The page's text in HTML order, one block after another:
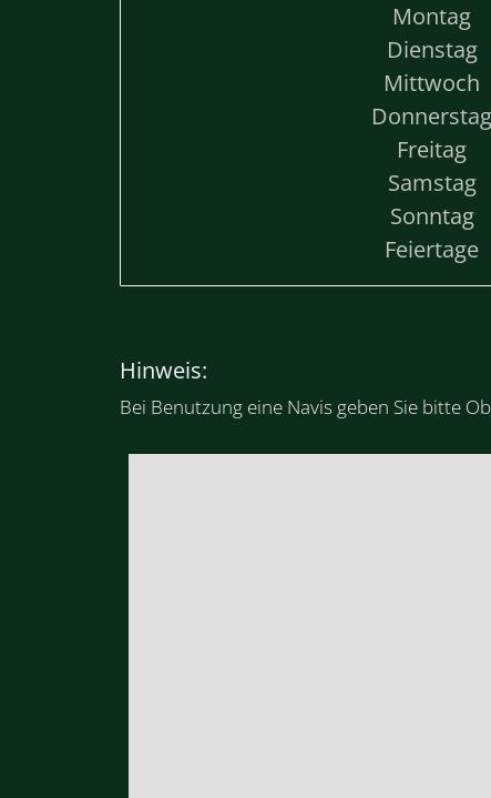
Montag
Dienstag
Mittwoch
Donnerstag
Freitag
Samstag
Sonntag
Feiertage
Hinweis:
Bei Benutzung eine Navis geben Sie bitte